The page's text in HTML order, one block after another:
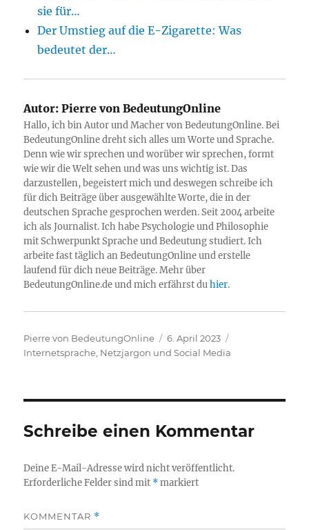
sie für…
Der Umstieg auf die E-Zigarette: Was
bedeutet der…
Autor: Pierre von BedeutungOnline
Hallo, ich bin Autor und Macher von BedeutungOnline. Bei
BedeutungOnline dreht sich alles um Worte und Sprache.
Denn wie wir sprechen und worüber wir sprechen, formt
wie wir die Welt sehen und was uns wichtig ist. Das
darzustellen, begeistert mich und deswegen schreibe ich
für dich Beiträge über ausgewählte Worte, die in der
deutschen Sprache gesprochen werden. Seit 2004 arbeite
ich als Journalist. Ich habe Psychologie und Philosophie
mit Schwerpunkt Sprache und Bedeutung studiert. Ich
arbeite fast täglich an BedeutungOnline und erstelle
laufend für dich neue Beiträge. Mehr über
BedeutungOnline.de und mich erfährst duhier.
Autor
Pierre von BedeutungOnline
Veröffentlicht
am
6. April 2023
Internetsprache, Netzjargon und Social Media
Schreibe einen Kommentar
Deine E-Mail-Adresse wird nicht veröffentlicht.
Erforderliche Felder sind mit *markiert
KOMMENTAR *